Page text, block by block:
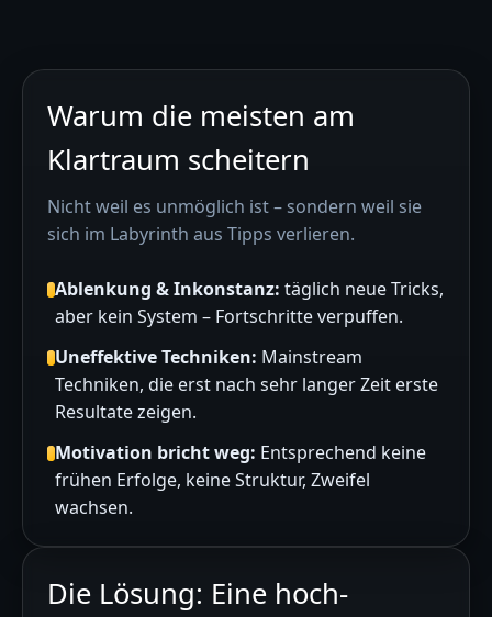
Warum die meisten am
Klartraum scheitern
Nicht weil es unmöglich ist – sondern weil sie
sich im Labyrinth aus Tipps verlieren.
Ablenkung & Inkonstanz: täglich neue Tricks,
aber kein System – Fortschritte verpuffen.
Uneffektive Techniken: Mainstream
Techniken, die erst nach sehr langer Zeit erste
Resultate zeigen.
Motivation bricht weg: Entsprechend keine
frühen Erfolge, keine Struktur, Zweifel
wachsen.
Die Lösung: Eine hoch-